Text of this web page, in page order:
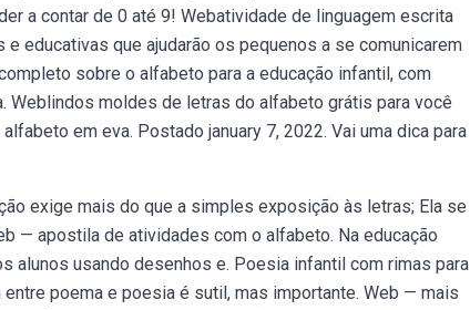
a contar de 0 até 9! Webatividade de linguagem escrita
educativas que ajudarão os pequenos a se comunicarem
sobre o alfabeto para a educação infantil, com
moldes de letras do alfabeto grátis para você
em eva. Postado january 7, 2022. Vai uma dica para
exige mais do que a simples exposição às letras; Ela se
— apostila de atividades com o alfabeto. Na educação
alunos usando desenhos e. Poesia infantil com rimas para
poema e poesia é sutil, mas importante. Web — mais